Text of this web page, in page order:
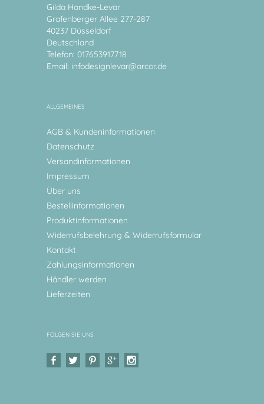
Gilda Handke-Levar
Grafenberger Allee 277-287
40237 Düsseldorf
Deutschland
Telefon: 017653917718
Email: infodesignlevar@arcor.de
ALLGEMEINES
AGB & Kundeninformationen
Datenschutz
Versandinformationen
Impressum
Über uns
Bestellinformationen
Produktinformationen
Widerrufsbelehrung & Widerrufsformular
Kontakt
Zahlungsinformationen
Händler werden
Lieferzeiten
FOLGEN SIE UNS